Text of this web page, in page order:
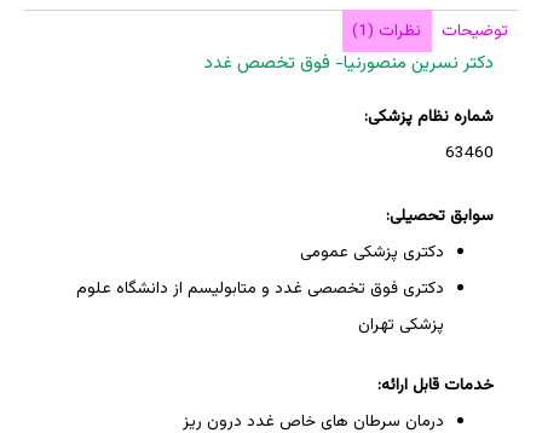
توضیحات نظرات (1)
دکتر نسرین منصورنیا- فوق تخصص غدد
شماره نظام پزشکی:
63460
سوابق تحصیلی:
دکتری پزشکی عمومی
دکتری فوق تخصصی غدد و متابولیسم از دانشگاه علوم
پزشکی تهران
خدمات قابل ارائه:
درمان سرطان های خاص غدد درون ریز